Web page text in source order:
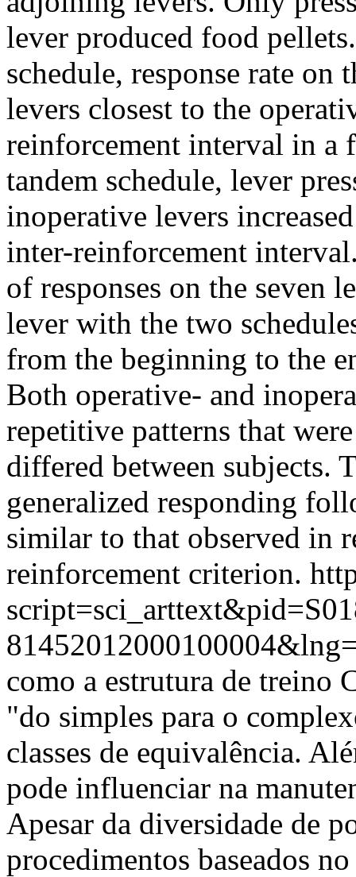
lever produced food
schedule, response rate on
levers closest to the
reinforcement interval in a
tandem schedule, lever
inoperative levers
inter-reinforcement
of responses on the seven
lever with the two
from the beginning to the
Both operative- and
repetitive patterns that
differed between subjects.
generalized responding
similar to that observed in
reinforcement criterion.
como a estrutura de treino
"do simples para o
classes de equivalência.
pode influenciar na
Apesar da diversidade de
procedimentos baseados